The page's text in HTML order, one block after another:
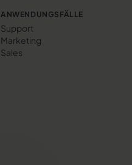
ANWENDUNGSFÄLLE
Support
Marketing
Sales